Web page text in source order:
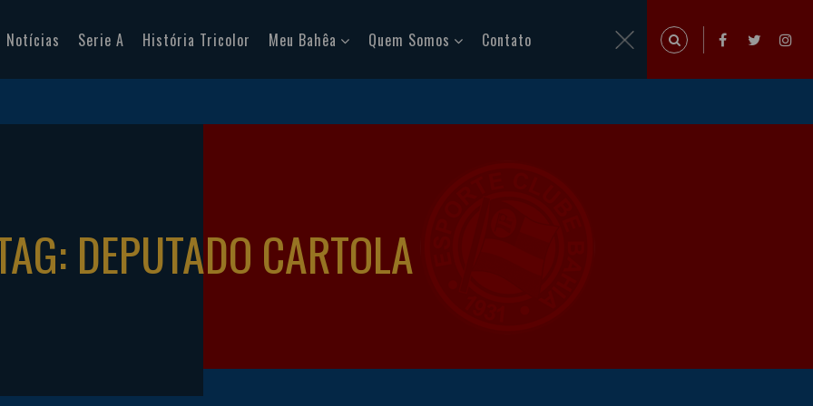
Notícias Serie A História Tricolor Meu Bahêa Quem Somos Contato
DEPUTADO CARTOLA